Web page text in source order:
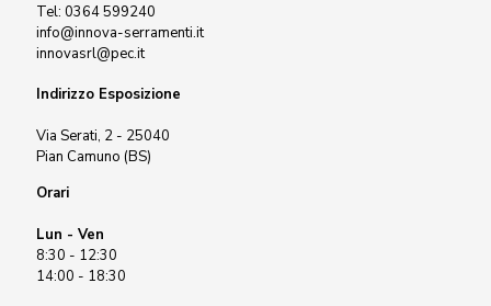
Tel: 0364 599240
info@innova-serramenti.it
innovasrl@pec.it
Indirizzo Esposizione
Via Serati, 2 - 25040
Pian Camuno (BS)
Orari
Lun - Ven
8:30 - 12:30
14:00 - 18:30